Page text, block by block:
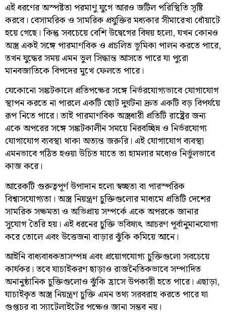
এই ধরণের অস্পষ্টতা পরমাণু যুগে আরও জটিল পরিস্থিতি সৃষ্টি
করবে। বেসামরিক ও সামরিক প্রযুক্তির মধ্যকার সীমারেখা ধোঁয়াটে
হয়ে গেছে। কিন্তু সবচেয়ে বেশি উদ্বেগের বিষয় হলো, যখন কোনও
অস্ত্র একই সঙ্গে পারমাণবিক ও প্রচলিত ভূমিকা পালন করতে পারে,
তখন যুদ্ধের সময় এমন ভুল সিদ্ধান্ত আসতে পারে যা পুরো
মানবজাতিকে বিপদের মুখে ফেলতে পারে।
যেকোনো সঙ্কটকালে প্রতিপক্ষের সঙ্গে নির্ভরযোগ্যভাবে যোগাযোগ
স্থাপন করতে না পারলে একটি ছোট দুর্ঘটনা দ্রুত একটি বড় বিপর্যয়ে
রূপ নিতে পারে। তাই পারমাণবিক অস্ত্রধারী প্রতিটি রাষ্ট্রের জন্য
একে অপরের সঙ্গে সঙ্কটকালীন সময়ে নিরবচ্ছিন্ন ও নির্ভরযোগ্য
যোগাযোগ ব্যবস্থা থাকা অত্যন্ত জরুরি। এই যোগাযোগ ব্যবস্থা
এমনভাবে গঠিত হওয়া উচিত যাতে তা হামলার মধ্যেও নির্ভুলভাবে
কাজ করে।
আরেকটি গুরুত্বপূর্ণ উপাদান হলো স্বচ্ছতা বা পারস্পরিক
বিশ্বাসযোগ্যতা। অস্ত্র নিয়ন্ত্রণ চুক্তিগুলোর মাধ্যমে প্রতিটি দেশের
সামরিক সক্ষমতা ও অভিপ্রায় সম্পর্কে একে অপরকে জানার
সুযোগ তৈরি হয়। এই ধরনের চুক্তি ভবিষ্যৎ আচরণ পূর্বানুমানযোগ্য
করে তোলে এবং উত্তেজনা বাড়ার ঝুঁকি কমিয়ে আনে।
আইনি বাধ্যবাধকতাসম্পন্ন এবং প্রয়োগযোগ্য চুক্তিগুলো সবচেয়ে
কার্যকর। তবে যাচাইকরণ ছাড়াও রাজনৈতিকভাবে সম্পাদিত
অনানুষ্ঠানিক চুক্তিগুলোও ঝুঁকি হ্রাসে উপকারী হতে পারে। এছাড়া,
যাচাইকৃত অস্ত্র নিয়ন্ত্রণ চুক্তি এমন তথ্য সরবরাহ করতে পারে যা
গুপ্তচর বা স্যাটেলাইটের পক্ষেও জানা সম্ভব নয়।